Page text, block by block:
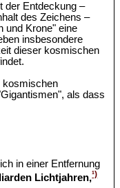
der Entdeckung –
des Zeichens –
und Krone" eine
insbesondere
dieser kosmischen
kosmischen
als dass
in einer Entfernung
Lichtjahren,¹)